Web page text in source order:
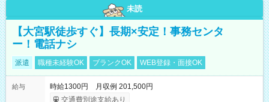
未読
【大宮駅徒歩すぐ】長期×安定！事務センタ
ー！電話ナシ
派遣 職種未経験OK ブランクOK WEB登録・面接OK
給与
時給1300円 月収例 201,500円
交通費別途支給あり